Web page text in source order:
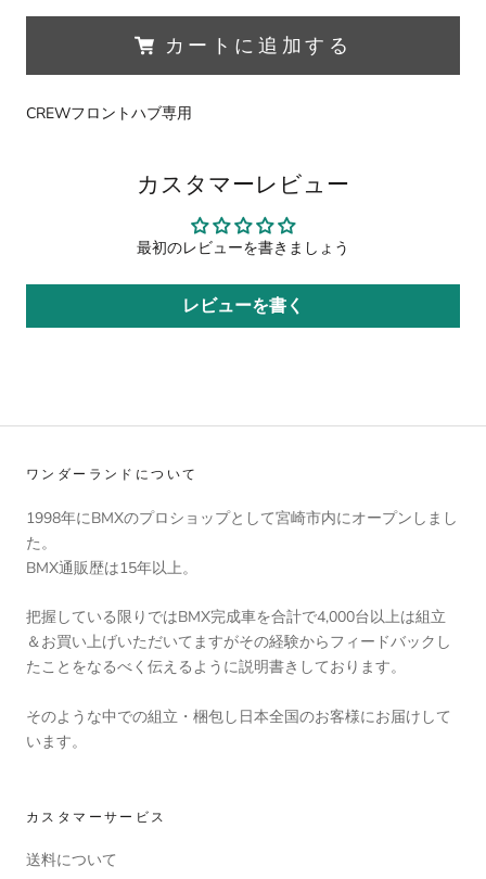
カートに追加する
CREWフロントハブ専用
カスタマーレビュー
最初のレビューを書きましょう
レビューを書く
ワンダーランドについて
1998年にBMXのプロショップとして宮崎市内にオープンしまし
た。
BMX通販歴は15年以上。
把握している限りではBMX完成車を合計で4,000台以上は組立
＆お買い上げいただいてますがその経験からフィードバックし
たことをなるべく伝えるように説明書きしております。
そのような中での組立・梱包し日本全国のお客様にお届けして
います。
カスタマーサービス
送料について